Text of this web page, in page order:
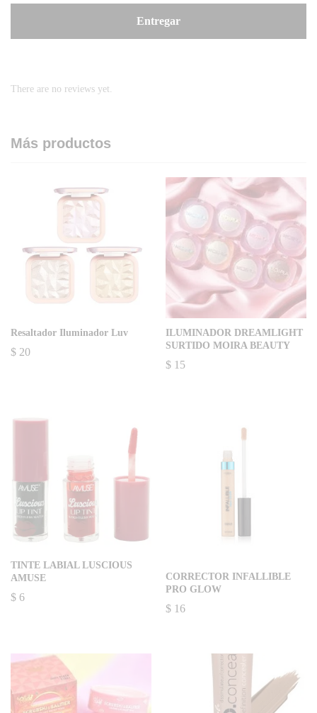
There are no reviews yet.
Más productos
Resaltador Iluminador Luv
$ 20
ILUMINADOR DREAMLIGHT
SURTIDO MOIRA BEAUTY
$ 15
TINTE LABIAL LUSCIOUS
AMUSE
$ 6
CORRECTOR INFALLIBLE
PRO GLOW
$ 16